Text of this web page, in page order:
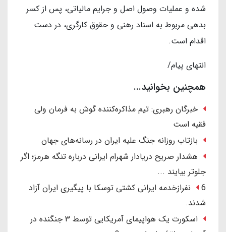
شده و عملیات وصول اصل و جرایم مالیاتی، پس از کسر
بدهی مربوط به اسناد رهنی و حقوق کارگری، در دست
اقدام است.
انتهای پیام/
همچنین بخوانید...
خبرگان رهبری: تیم مذاکره‌کننده گوش به فرمان ولی
فقیه است
بازتاب روزانه جنگ علیه ایران در رسانه‌های جهان
هشدار صریح دریادار شهرام ایرانی درباره تنگه هرمز؛ اگر
جلوتر بیایند ...
6 نفرازخدمه ایرانی کشتی توسکا با پیگیری ایران آزاد
شدند.
اسکورت یک هواپیمای آمریکایی توسط ۳ جنگنده در